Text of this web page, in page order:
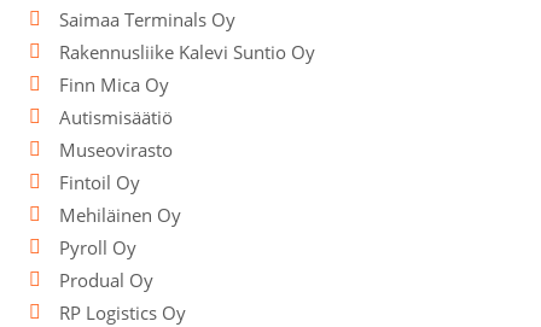
Saimaa Terminals Oy
Rakennusliike Kalevi Suntio Oy
Finn Mica Oy
Autismisäätiö
Museovirasto
Fintoil Oy
Mehiläinen Oy
Pyroll Oy
Produal Oy
RP Logistics Oy